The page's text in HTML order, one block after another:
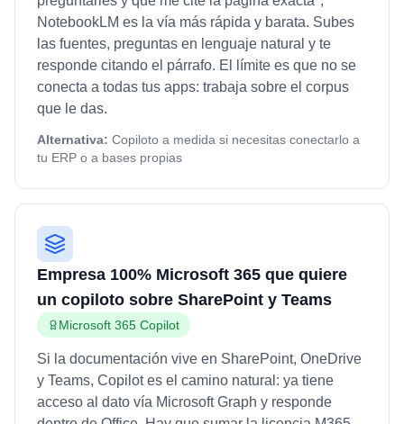
NotebookLM es la vía más rápida y barata. Subes
las fuentes, preguntas en lenguaje natural y te
responde citando el párrafo. El límite es que no se
conecta a todas tus apps: trabaja sobre el corpus
que le das.
Alternativa: Copiloto a medida si necesitas conectarlo a
tu ERP o a bases propias
Empresa 100% Microsoft 365 que quiere
un copiloto sobre SharePoint y Teams
Microsoft 365 Copilot
Si la documentación vive en SharePoint, OneDrive
y Teams, Copilot es el camino natural: ya tiene
acceso al dato vía Microsoft Graph y responde